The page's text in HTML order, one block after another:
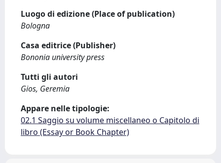
Luogo di edizione (Place of publication)
Bologna
Casa editrice (Publisher)
Bononia university press
Tutti gli autori
Gios, Geremia
Appare nelle tipologie:
02.1 Saggio su volume miscellaneo o Capitolo di
libro (Essay or Book Chapter)